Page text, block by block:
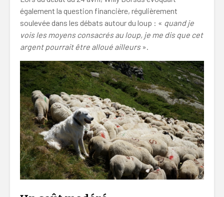
également la question financière, régulièrement
soulevée dans les débats autour du loup : « quand je
vois les moyens consacrés au loup, je me dis que cet
argent pourrait être alloué ailleurs».